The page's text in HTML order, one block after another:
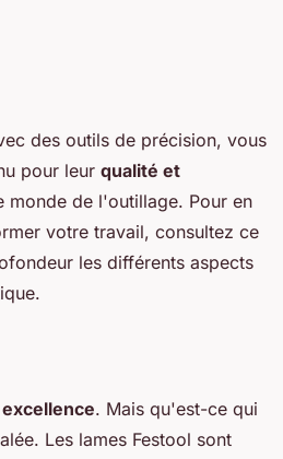
des outils de précision, vous
pour leur qualité et
monde de l'outillage. Pour en
votre travail, consultez ce
les différents aspects
. Mais qu'est-ce qui
Les lames Festool sont